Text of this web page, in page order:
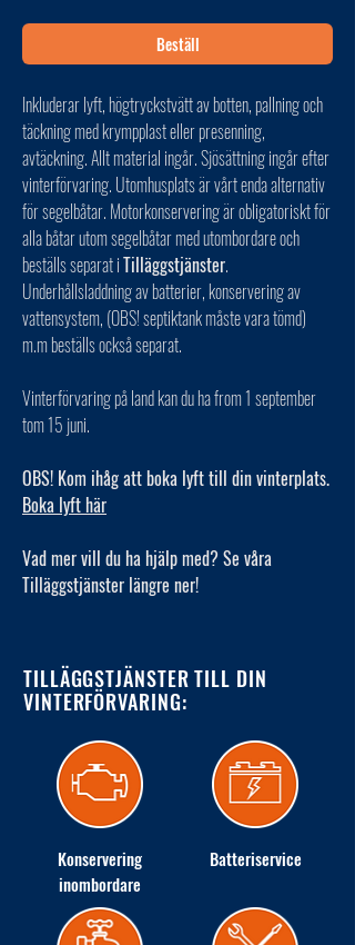
Beställ
Inkluderar lyft, högtryckstvätt av botten, pallning och
täckning med krympplast eller presenning,
avtäckning. Allt material ingår. Sjösättning ingår efter
vinterförvaring. Utomhusplats är vårt enda alternativ
för segelbåtar. Motorkonservering är obligatoriskt för
alla båtar utom segelbåtar med utombordare och
beställs separat iTilläggstjänster.
Underhållsladdning av batterier, konservering av
vattensystem, (OBS! septiktank måste vara tömd)
m.m beställs också separat.
Vinterförvaring på land kan du ha from 1 september
tom 15 juni.
OBS! Kom ihåg att boka lyft till din vinterplats.
Boka lyft här
Vad mer vill du ha hjälp med? Se våra
Tilläggstjänster längre ner!
TILLÄGGSTJÄNSTER TILL DIN
VINTERFÖRVARING:
Konservering
inombordare
Batteriservice